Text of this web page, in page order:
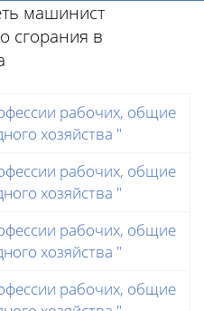
машинист
сгорания в
рабочих, общие
хозяйства "
рабочих, общие
хозяйства "
рабочих, общие
хозяйства "
рабочих, общие